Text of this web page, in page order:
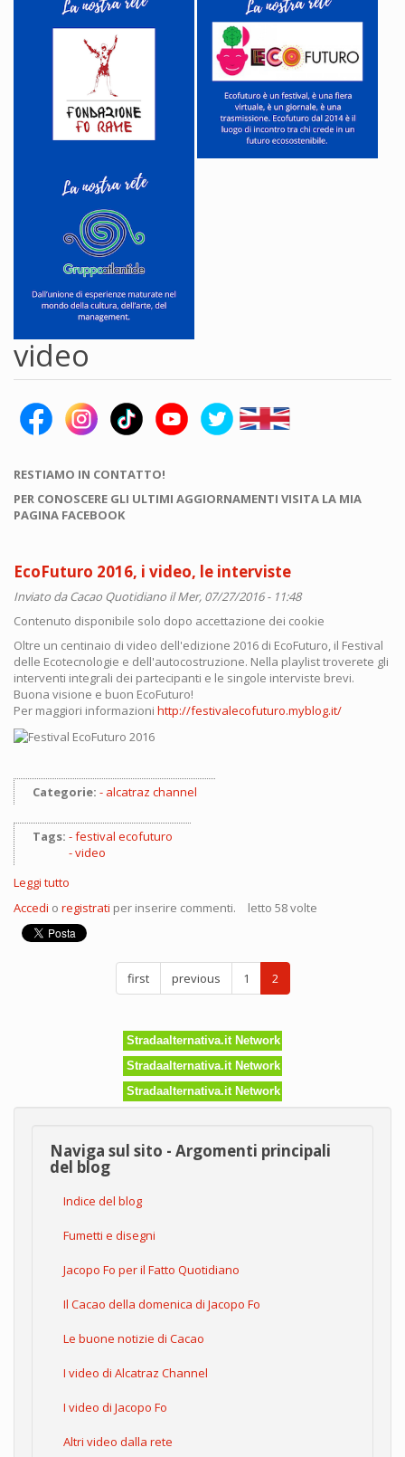
video
RESTIAMO IN CONTATTO!
PER CONOSCERE GLI ULTIMI AGGIORNAMENTI VISITA LA MIA
PAGINA FACEBOOK
EcoFuturo 2016, i video, le interviste
Inviato daCacao Quotidiano il Mer, 07/27/2016 - 11:48
Contenuto disponibile solo dopo accettazione dei cookie
Oltre un centinaio di video dell'edizione 2016 di EcoFuturo, il Festival
delle Ecotecnologie e dell'autocostruzione. Nella playlist troverete gli
interventi integrali dei partecipanti e le singole interviste brevi.
Buona visione e buon EcoFuturo!
Per maggiori informazioni http://festivalecofuturo.myblog.it/
Categorie: alcatraz channel
Tags:
festival ecofuturo
video
Leggi tutto
2016,
i
video,
Accedi o registrati per inserire commenti. letto 58 volte
first previous 1 2
Stradaalternativa.it Network
Stradaalternativa.it Network
Stradaalternativa.it Network
Naviga sul sito - Argomenti principali
del blog
Indice del blog
Fumetti e disegni
Jacopo Fo per il Fatto Quotidiano
Il Cacao della domenica di Jacopo Fo
Le buone notizie di Cacao
I video di Alcatraz Channel
I video di Jacopo Fo
Altri video dalla rete